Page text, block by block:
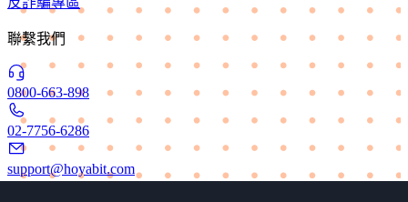
聯繫我們
0800-663-898
02-7756-6286
support@hoyabit.com